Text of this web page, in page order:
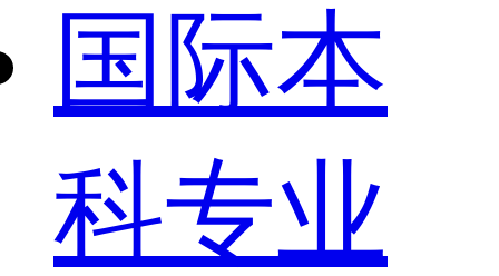
国际本
科专业